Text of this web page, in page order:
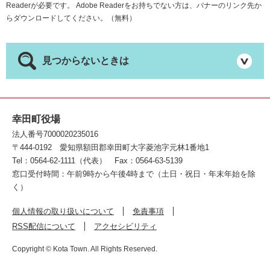
Readerが必要です。
Adobe Readerをお持ちでない方は、バナーのリンク先か
らダウンロードしてください。（無料）
見つからないときは
幸田町役場
法人番号7000020235016
〒444-0192
愛知県額田郡幸田町大字菱池字元林1番地1
Tel：0564-62-1111（代表）
Fax：0564-63-5139
窓口受付時間：午前9時から午後4時まで（土日・祝日・年末年始を除
く）
個人情報の取り扱いについて
免責事項
RSS配信について
アクセシビリティ
Copyright © Kota Town. All Rights Reserved.